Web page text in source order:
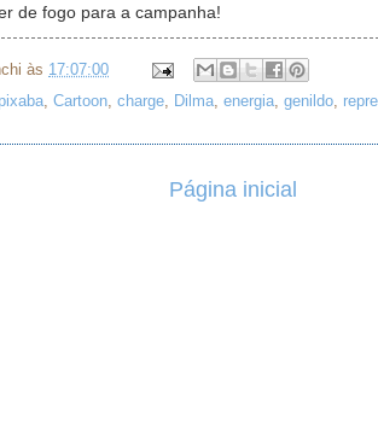
de fogo para a campanha!
às 17:07:00
, Cartoon, charge, Dilma, energia, genildo,
Página inicial